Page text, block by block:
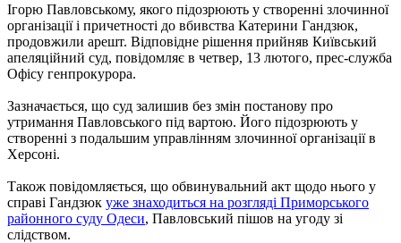
Ігорю Павловському, якого підозрюють у створенні злочинної
організації і причетності до вбивства Катерини Гандзюк,
продовжили арешт. Відповідне рішення прийняв Київський
апеляційний суд, повідомляє в четвер, 13 лютого, прес-служба
Офісу генпрокурора.
Зазначається, що суд залишив без змін постанову про
утримання Павловського під вартою. Його підозрюють у
створенні з подальшим управлінням злочинної організації в
Херсоні.
Також повідомляється, що обвинувальний акт щодо нього у
справі Гандзюк уже знаходиться на розгляді Приморського
районного суду Одеси, Павловський пішов на угоду зі
слідством.